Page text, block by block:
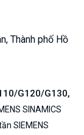
Thành phố Hồ
G120/G130,
SINAMICS
SIEMENS